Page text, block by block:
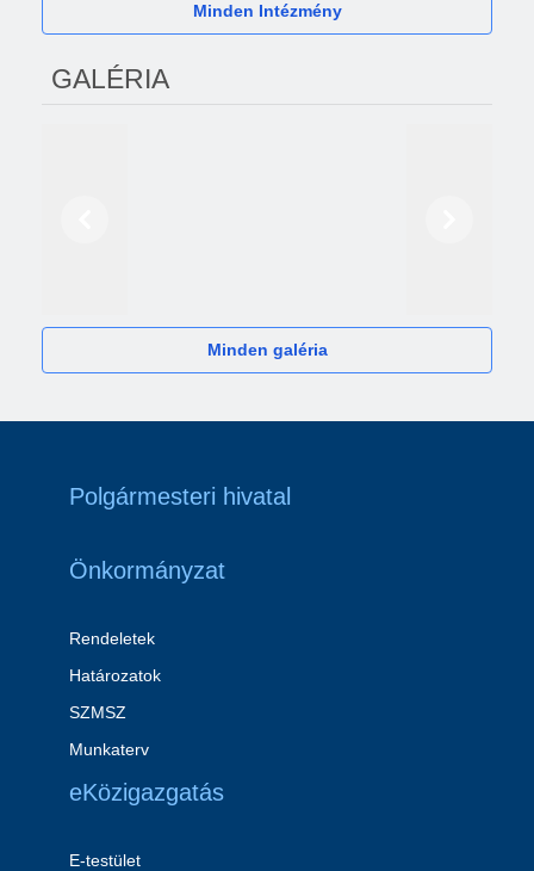
Minden Intézmény
GALÉRIA
Minden galéria
Polgármesteri hivatal
Önkormányzat
Rendeletek
Határozatok
SZMSZ
Munkaterv
eKözigazgatás
E-testület